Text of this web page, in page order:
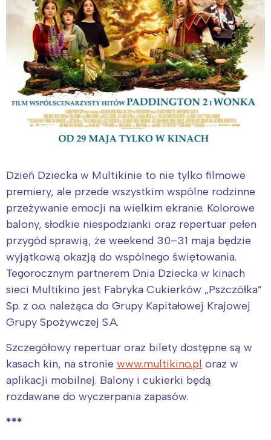
Dzień Dziecka w Multikinie to nie tylko filmowe
premiery, ale przede wszystkim wspólne rodzinne
przeżywanie emocji na wielkim ekranie. Kolorowe
balony, słodkie niespodzianki oraz repertuar pełen
przygód sprawią, że weekend 30–31 maja będzie
wyjątkową okazją do wspólnego świętowania.
Tegorocznym partnerem Dnia Dziecka w kinach
sieci Multikino jest Fabryka Cukierków „Pszczółka”
Sp. z o.o. należąca do Grupy Kapitałowej Krajowej
Grupy Spożywczej S.A.
Szczegółowy repertuar oraz bilety dostępne są w
kasach kin, na stronie www.multikino.pl oraz w
aplikacji mobilnej. Balony i cukierki będą
rozdawane do wyczerpania zapasów.
***
Warszawa
Łódź
Trójmiasto
Poznań
Wrocław
Śląsk
Kraków
Południe
Północ
Wszystkie
Wybieram